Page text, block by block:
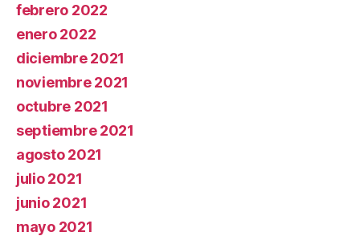
febrero 2022
enero 2022
diciembre 2021
noviembre 2021
octubre 2021
septiembre 2021
agosto 2021
julio 2021
junio 2021
mayo 2021